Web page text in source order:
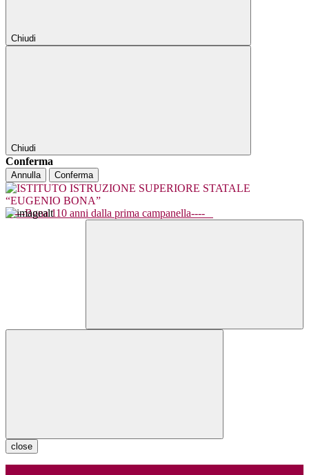
Chiudi
Chiudi
Conferma
Annulla Conferma
----Bona 110 anni dalla prima campanella----
close